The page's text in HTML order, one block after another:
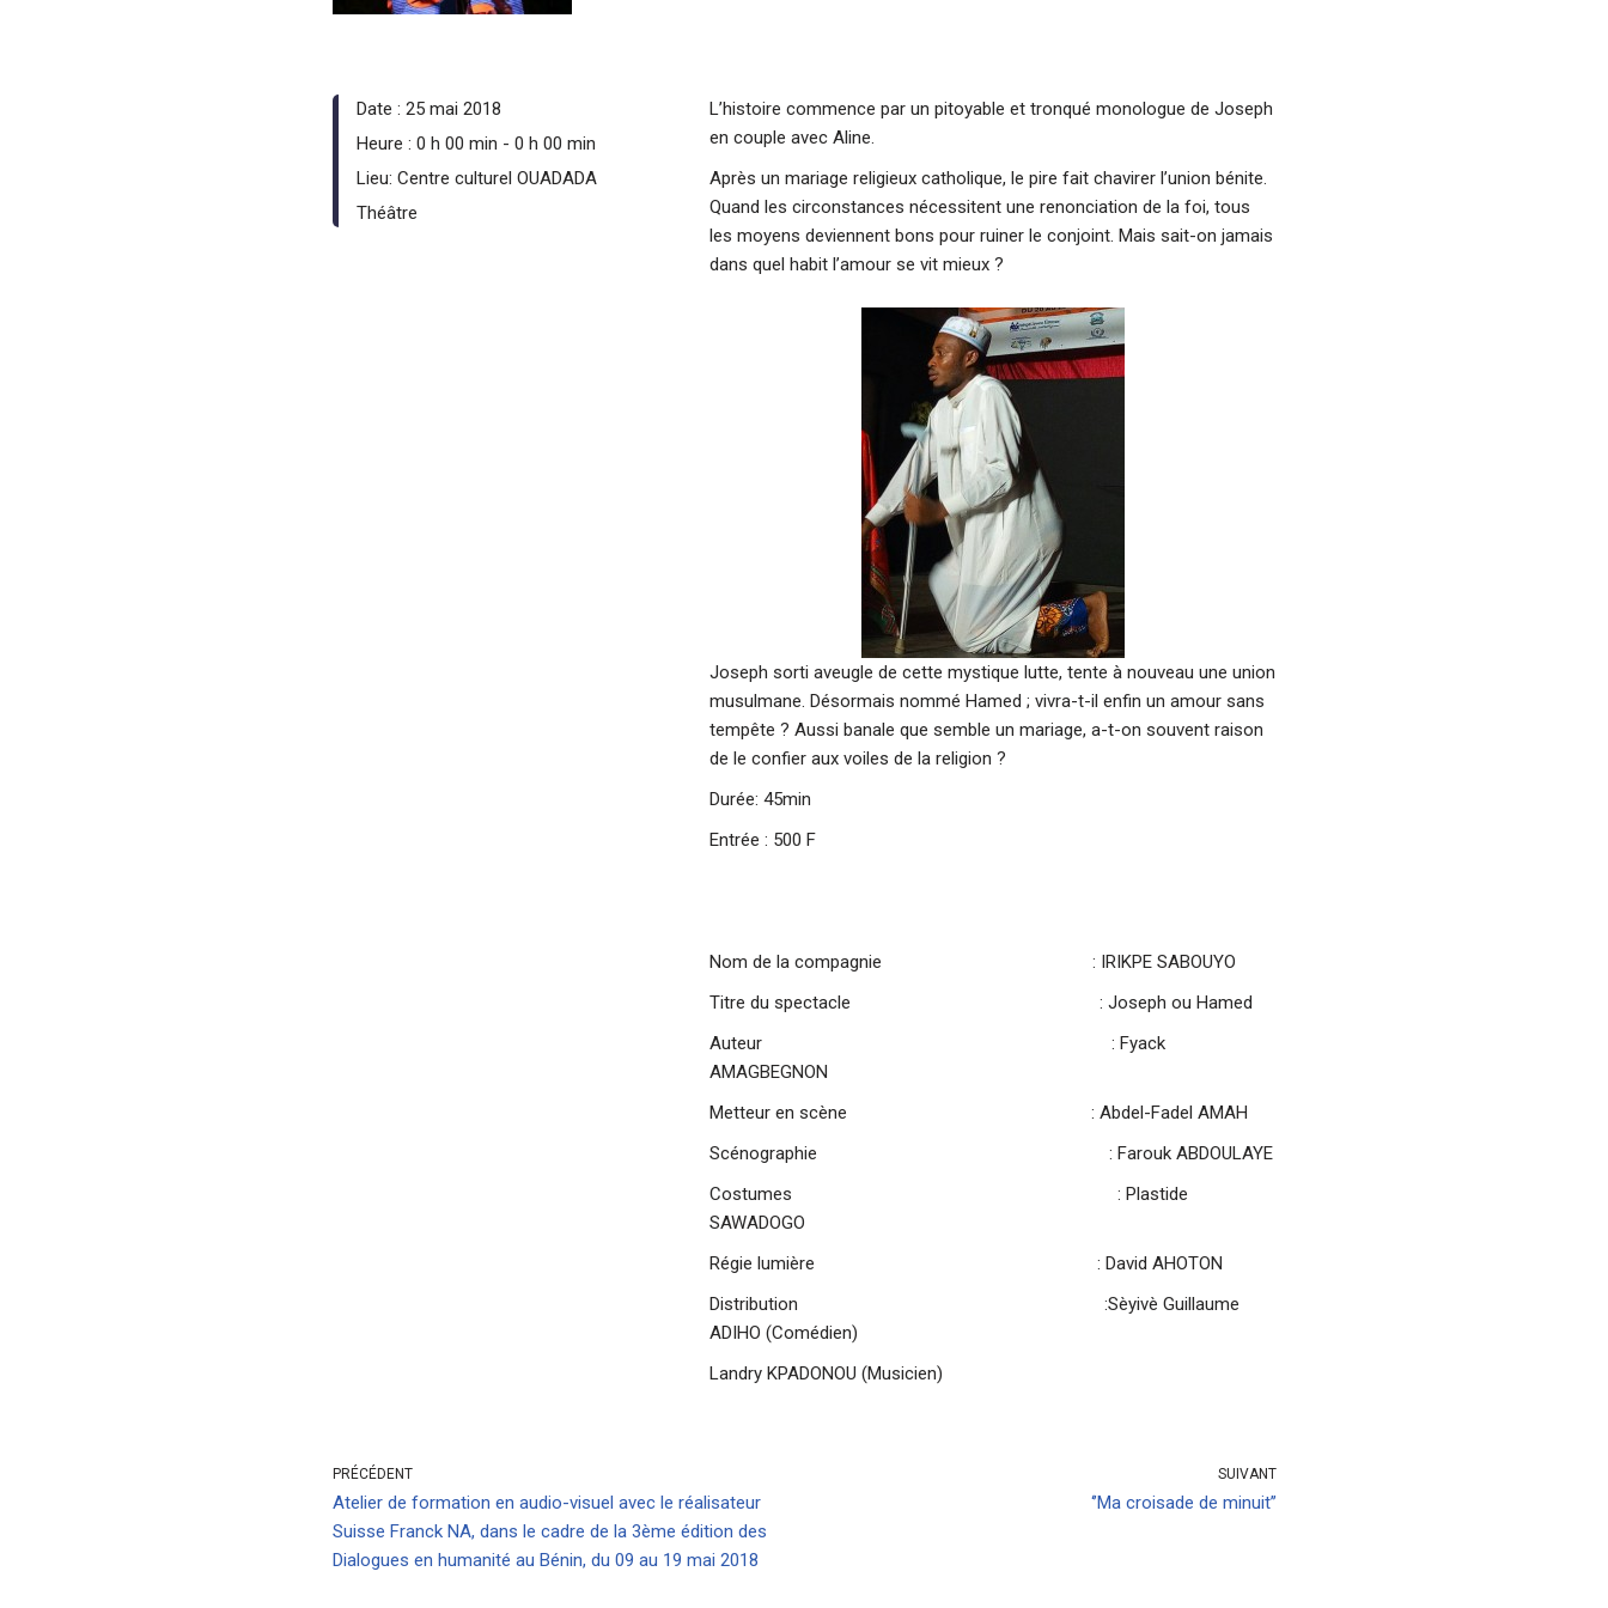
Date : 25 mai 2018
Heure : 0 h 00 min - 0 h 00 min
Lieu: Centre culturel OUADADA
Théâtre
L’histoire commence par un pitoyable et tronqué monologue de Joseph
en couple avec Aline.
Après un mariage religieux catholique, le pire fait chavirer l’union bénite.
Quand les circonstances nécessitent une renonciation de la foi, tous
les moyens deviennent bons pour ruiner le conjoint. Mais sait-on jamais
dans quel habit l’amour se vit mieux ?
Joseph sorti aveugle de cette mystique lutte, tente à nouveau une union
musulmane. Désormais nommé Hamed ; vivra-t-il enfin un amour sans
tempête ? Aussi banale que semble un mariage, a-t-on souvent raison
de le confier aux voiles de la religion ?
Durée: 45min
Entrée : 500 F
Nom de la compagnie : IRIKPE SABOUYO
Titre du spectacle : Joseph ou Hamed
Auteur : Fyack
AMAGBEGNON
Metteur en scène : Abdel-Fadel AMAH
Scénographie : Farouk ABDOULAYE
Costumes : Plastide
SAWADOGO
Régie lumière : David AHOTON
Distribution :Sèyivè Guillaume
ADIHO (Comédien)
Landry KPADONOU (Musicien)
PRÉCÉDENT
Atelier de formation en audio-visuel avec le réalisateur
Suisse Franck NA, dans le cadre de la 3ème édition des
Dialogues en humanité au Bénin, du 09 au 19 mai 2018
SUIVANT
‘’Ma croisade de minuit’’